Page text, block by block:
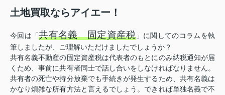
土地買取ならアイエー！
今回は「共有名義 固定資産税」に関してのコラムを執
筆しましたが、ご理解いただけましたでしょうか？
共有名義不動産の固定資産税は代表者のもとにのみ納税通知が届
くため、事前に共有者同士で話し合いをしなければなりません。
共有者の死亡や持分放棄でも手続きが発生するため、共有名義は
かなり煩雑な所有方法と言えるでしょう。できれば単独名義で不